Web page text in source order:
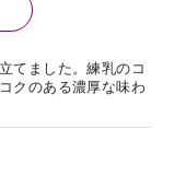
てました。練乳のコ
クのある濃厚な味わ